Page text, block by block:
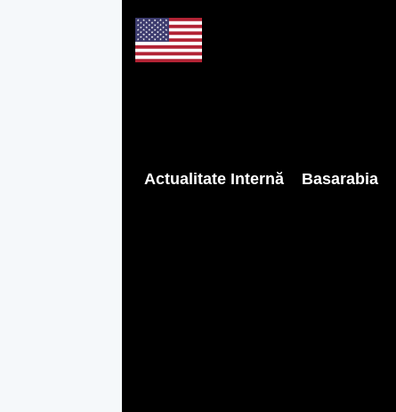
Actualitate Internă Basarabia